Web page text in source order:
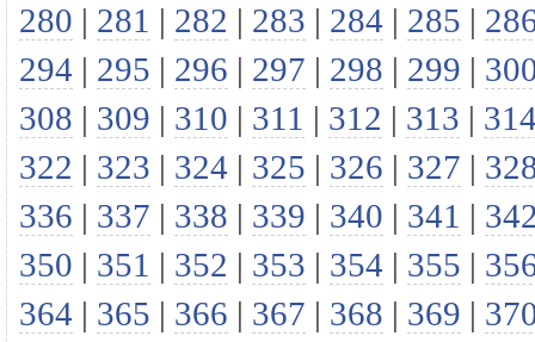
280 | 281 | 282 | 283 | 284 | 285 |
294 | 295 | 296 | 297 | 298 | 299 |
308 | 309 | 310 | 311 | 312 | 313 |
322 | 323 | 324 | 325 | 326 | 327 |
336 | 337 | 338 | 339 | 340 | 341 |
350 | 351 | 352 | 353 | 354 | 355 |
364 | 365 | 366 | 367 | 368 | 369 |